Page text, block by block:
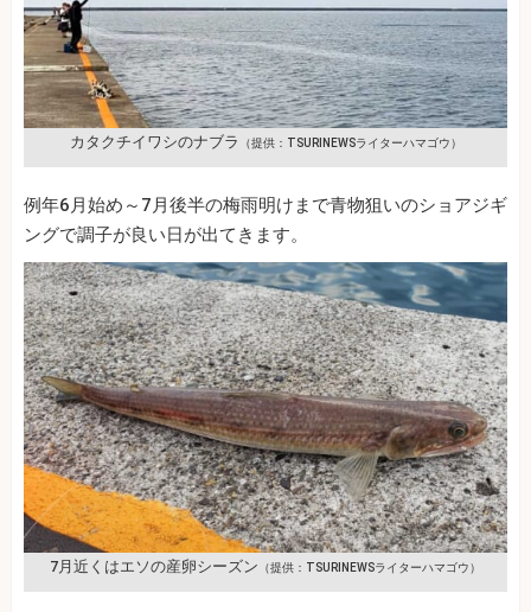
カタクチイワシのナブラ （提供：TSURINEWSライターハマゴウ）
例年6月始め～7月後半の梅雨明けまで青物狙いのショアジギ
ングで調子が良い日が出てきます。
7月近くはエソの産卵シーズン （提供：TSURINEWSライターハマゴウ）